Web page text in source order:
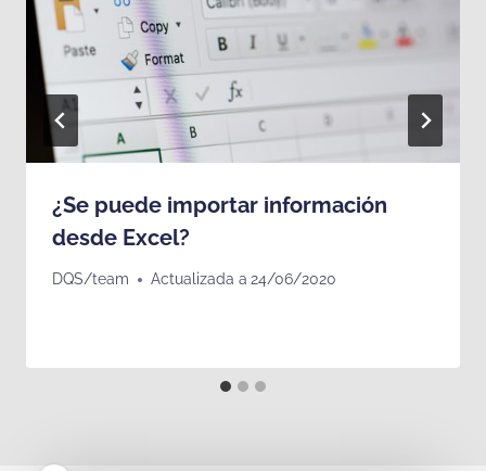
¿Se puede importar información
desde Excel?
DQS/team Actualizada a 24/06/2020